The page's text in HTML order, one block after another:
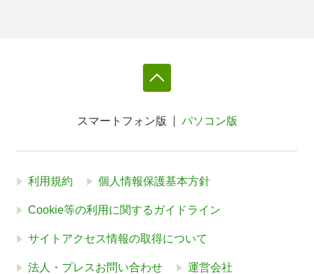
スマートフォン版 パソコン版
利用規約 個人情報保護基本方針
Cookie等の利用に関するガイドライン
サイトアクセス情報の取得について
法人・プレスお問い合わせ 運営会社